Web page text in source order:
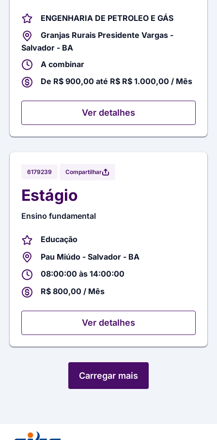
ENGENHARIA DE PETROLEO E GÁS
Granjas Rurais Presidente Vargas -
Salvador - BA
A combinar
De R$ 900,00 até R$ R$ 1.000,00 / Mês
Ver detalhes
6179239 Compartilhar
Estágio
Ensino fundamental
Educação
Pau Miúdo - Salvador - BA
08:00:00 às 14:00:00
R$ 800,00 / Mês
Ver detalhes
Carregar mais